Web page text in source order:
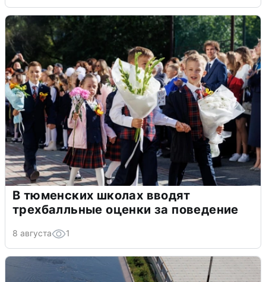
В тюменских школах вводят
трехбалльные оценки за поведение
8 августа 1